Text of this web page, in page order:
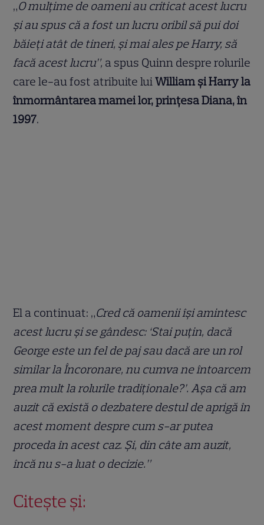
„O mulțime de oameni au criticat acest lucru
și au spus că a fost un lucru oribil să pui doi
băieți atât de tineri, și mai ales pe Harry, să
facă acest lucru”, a spus Quinn despre rolurile
care le-au fost atribuite luiWilliam și Harry la
înmormântarea mamei lor, prințesa Diana, în
1997.
El a continuat: „Cred că oamenii își amintesc
acest lucru și se gândesc: ‘Stai puțin, dacă
George este un fel de paj sau dacă are un rol
similar la Încoronare, nu cumva ne întoarcem
prea mult la rolurile tradiționale?’. Așa că am
auzit că există o dezbatere destul de aprigă în
acest moment despre cum s-ar putea
proceda în acest caz. Și, din câte am auzit,
încă nu s-a luat o decizie.”
Citește și: